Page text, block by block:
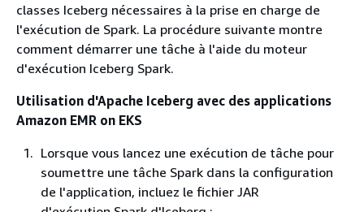
classes Iceberg nécessaires à la prise en charge de
l'exécution de Spark. La procédure suivante montre
comment démarrer une tâche à l'aide du moteur
d'exécution Iceberg Spark.
Utilisation d'Apache Iceberg avec des applications
Amazon EMR on EKS
Lorsque vous lancez une exécution de tâche pour
soumettre une tâche Spark dans la configuration
de l'application, incluez le fichier JAR